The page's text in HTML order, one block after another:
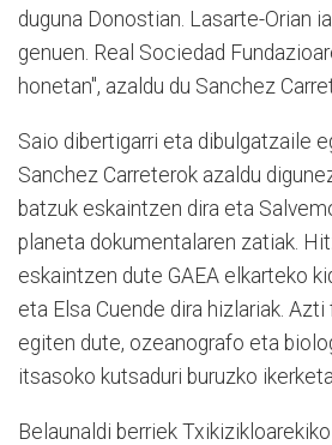
duguna Donostian. Lasarte-Orian
genuen. Real Sociedad
honetan", azaldu du Sanchez
Saio dibertigarri eta dibulgatzaile
Sanchez Carreterok azaldu
batzuk eskaintzen dira eta
planeta dokumentalaren zatiak.
eskaintzen dute GAEA elkarteko
eta Elsa Cuende dira hizlariak.
egiten dute, ozeanografo eta
itsasoko kutsaduri buruzko
Belaunaldi berriek